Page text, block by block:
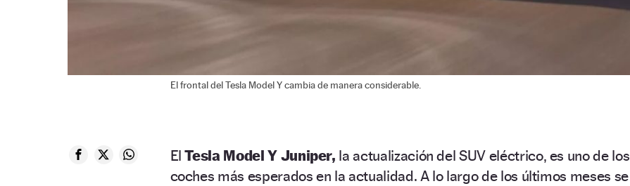
El frontal del Tesla Model Y cambia de manera considerable.
ElTesla Model Y Juniper, la actualización del SUV eléctrico, es uno de los
coches más esperados en la actualidad. A lo largo de los últimos meses se